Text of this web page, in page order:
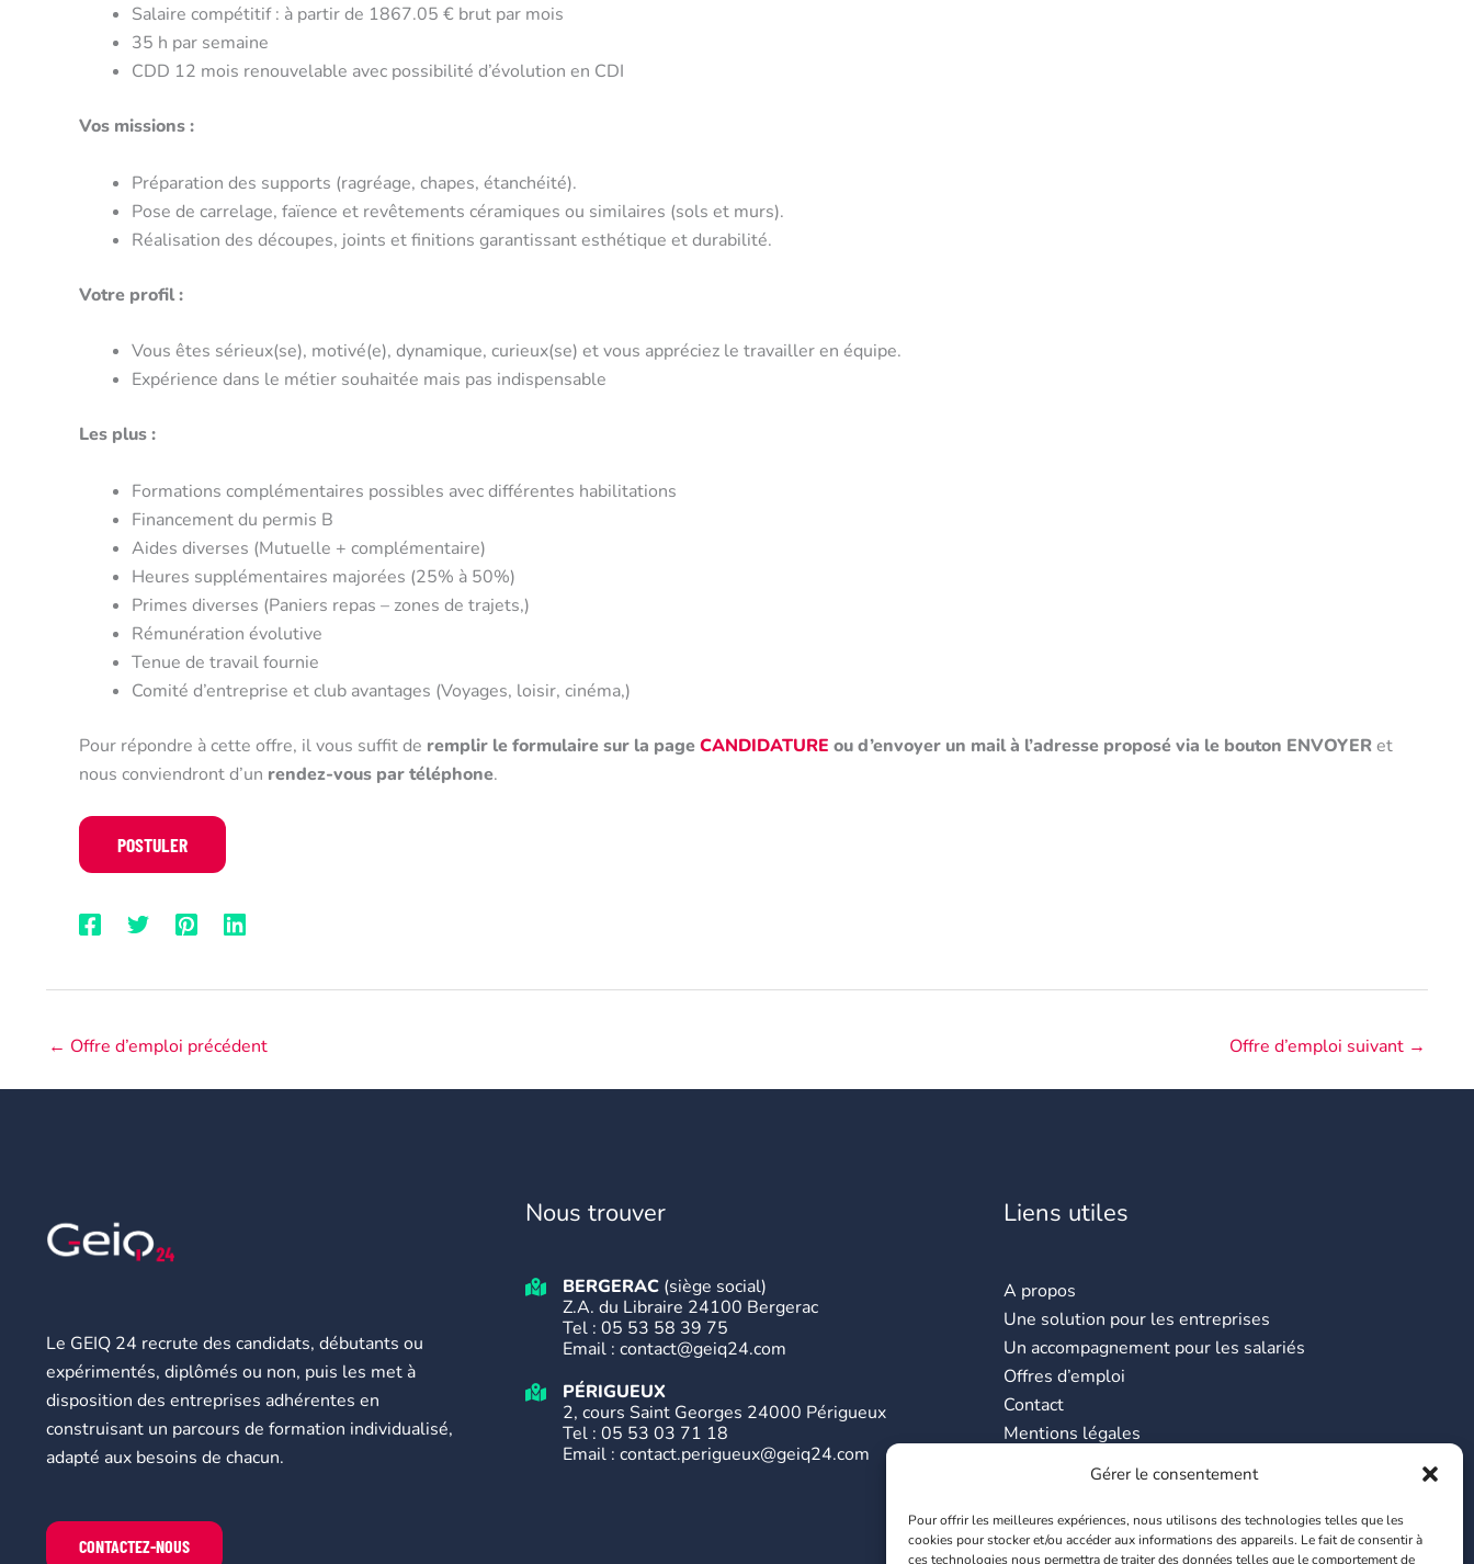
Gérer le consentement
Pour offrir les meilleures expériences, nous utilisons des technologies telles que les
cookies pour stocker et/ou accéder aux informations des appareils. Le fait de consentir à
ces technologies nous permettra de traiter des données telles que le comportement de
Salaire compétitif : à partir de 1867.05 € brut par mois
35 h par semaine
CDD 12 mois renouvelable avec possibilité d’évolution en CDI
Vos missions :
Préparation des supports (ragréage, chapes, étanchéité).
Pose de carrelage, faïence et revêtements céramiques ou similaires (sols et murs).
Réalisation des découpes, joints et finitions garantissant esthétique et durabilité.
Votre profil :
Vous êtes sérieux(se), motivé(e), dynamique, curieux(se) et vous appréciez le travailler en équipe.
Expérience dans le métier souhaitée mais pas indispensable
Les plus :
Formations complémentaires possibles avec différentes habilitations
Financement du permis B
Aides diverses (Mutuelle + complémentaire)
Heures supplémentaires majorées (25% à 50%)
Primes diverses (Paniers repas – zones de trajets,)
Rémunération évolutive
Tenue de travail fournie
Comité d’entreprise et club avantages (Voyages, loisir, cinéma,)
Pour répondre à cette offre, il vous suffit de remplir le formulaire sur la pageCANDIDATURE ou d’envoyer un mail à l’adresse proposé via le bouton ENVOYERet
nous conviendront d’un rendez-vous par téléphone.
← Offre d’emploi précédent Offre d’emploi suivant →
Le GEIQ 24 recrute des candidats, débutants ou
expérimentés, diplômés ou non, puis les met à
disposition des entreprises adhérentes en
construisant un parcours de formation individualisé,
adapté aux besoins de chacun.
CONTACTEZ-NOUS
Nous trouver
BERGERAC(siège social)
Z.A. du Libraire 24100 Bergerac
Tel : 05 53 58 39 75
Email : contact@geiq24.com
PÉRIGUEUX
2, cours Saint Georges 24000 Périgueux
Tel : 05 53 03 71 18
Email : contact.perigueux@geiq24.com
Liens utiles
A propos
Une solution pour les entreprises
Un accompagnement pour les salariés
Offres d’emploi
Contact
Mentions légales